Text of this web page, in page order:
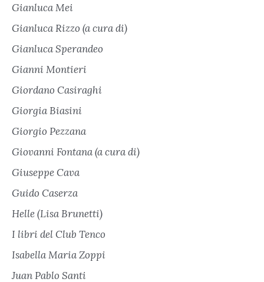
Gianluca Mei
Gianluca Rizzo (a cura di)
Gianluca Sperandeo
Gianni Montieri
Giordano Casiraghi
Giorgia Biasini
Giorgio Pezzana
Giovanni Fontana (a cura di)
Giuseppe Cava
Guido Caserza
Helle (Lisa Brunetti)
I libri del Club Tenco
Isabella Maria Zoppi
Juan Pablo Santi